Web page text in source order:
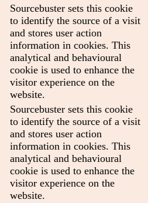
Sourcebuster sets this cookie
to identify the source of a visit
and stores user action
information in cookies. This
analytical and behavioural
cookie is used to enhance the
visitor experience on the
website.
Sourcebuster sets this cookie
to identify the source of a visit
and stores user action
information in cookies. This
analytical and behavioural
cookie is used to enhance the
visitor experience on the
website.